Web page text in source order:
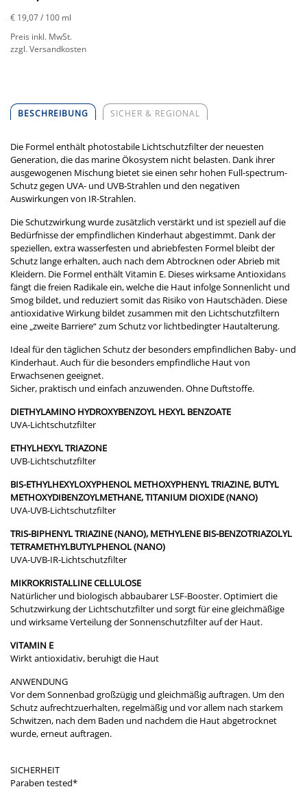
€ 19,07/ 100 ml
Preis inkl. MwSt.
zzgl. Versandkosten
BESCHREIBUNG SICHER & REGIONAL
Die Formel enthält photostabile Lichtschutzfilter der neuesten
Generation, die das marine Ökosystem nicht belasten. Dank ihrer
ausgewogenen Mischung bietet sie einen sehr hohen Full-spectrum-
Schutz gegen UVA- und UVB-Strahlen und den negativen
Auswirkungen von IR-Strahlen.
Die Schutzwirkung wurde zusätzlich verstärkt und ist speziell auf die
Bedürfnisse der empfindlichen Kinderhaut abgestimmt. Dank der
speziellen, extra wasserfesten und abriebfesten Formel bleibt der
Schutz lange erhalten, auch nach dem Abtrocknen oder Abrieb mit
Kleidern. Die Formel enthält Vitamin E. Dieses wirksame Antioxidans
fängt die freien Radikale ein, welche die Haut infolge Sonnenlicht und
Smog bildet, und reduziert somit das Risiko von Hautschäden. Diese
antioxidative Wirkung bildet zusammen mit den Lichtschutzfiltern
eine „zweite Barriere“ zum Schutz vor lichtbedingter Hautalterung.
Ideal für den täglichen Schutz der besonders empfindlichen Baby- und
Kinderhaut. Auch für die besonders empfindliche Haut von
Erwachsenen geeignet.
Sicher, praktisch und einfach anzuwenden. Ohne Duftstoffe.
DIETHYLAMINO HYDROXYBENZOYL HEXYL BENZOATE
UVA-Lichtschutzfilter
ETHYLHEXYL TRIAZONE
UVB-Lichtschutzfilter
BIS-ETHYLHEXYLOXYPHENOL METHOXYPHENYL TRIAZINE, BUTYL
METHOXYDIBENZOYLMETHANE, TITANIUM DIOXIDE (NANO)
UVA-UVB-Lichtschutzfilter
TRIS-BIPHENYL TRIAZINE (NANO), METHYLENE BIS-BENZOTRIAZOLYL
TETRAMETHYLBUTYLPHENOL (NANO)
UVA-UVB-IR-Lichtschutzfilter
MIKROKRISTALLINE CELLULOSE
Natürlicher und biologisch abbaubarer LSF-Booster. Optimiert die
Schutzwirkung der Lichtschutzfilter und sorgt für eine gleichmäßige
und wirksame Verteilung der Sonnenschutzfilter auf der Haut.
VITAMIN E
Wirkt antioxidativ, beruhigt die Haut
ANWENDUNG
Vor dem Sonnenbad großzügig und gleichmäßig auftragen. Um den
Schutz aufrechtzuerhalten, regelmäßig und vor allem nach starkem
Schwitzen, nach dem Baden und nachdem die Haut abgetrocknet
wurde, erneut auftragen.
SICHERHEIT
​Paraben tested*